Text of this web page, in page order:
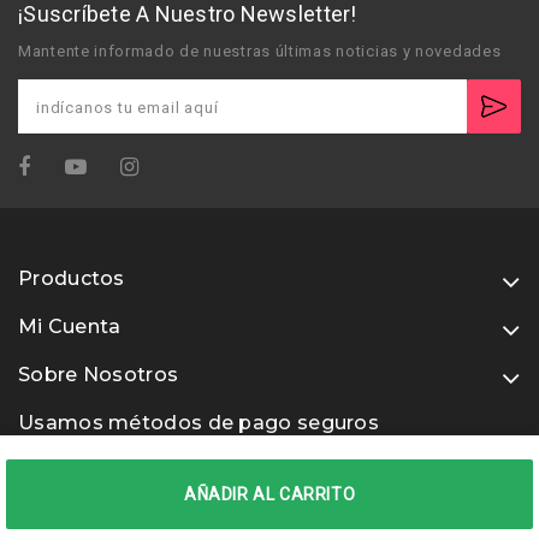
AÑADIR AL CARRITO
¡Suscríbete A Nuestro Newsletter!
Mantente informado de nuestras últimas noticias y novedades
Productos
Mi Cuenta
Sobre Nosotros
Usamos métodos de pago seguros